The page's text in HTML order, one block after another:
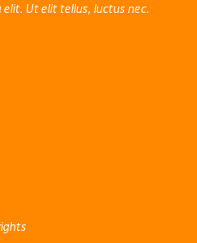
Ut elit tellus, luctus nec.